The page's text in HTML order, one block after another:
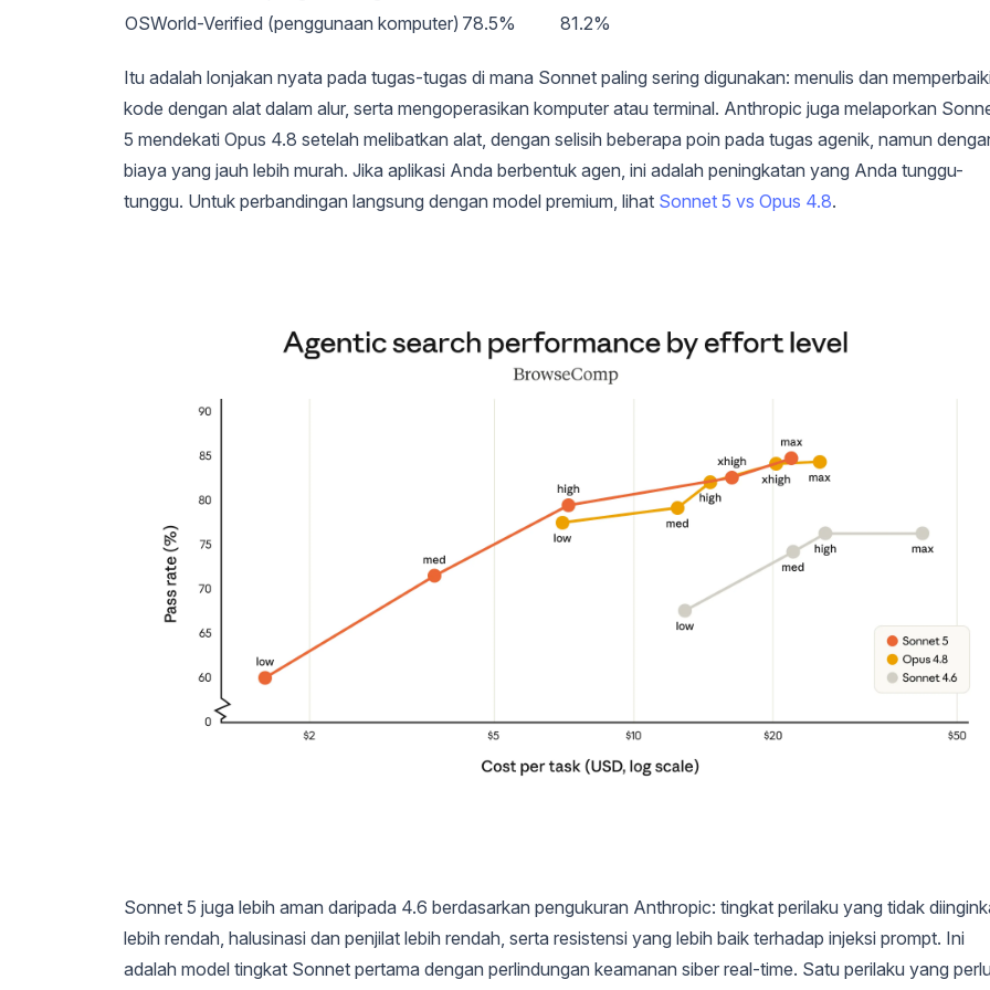
OSWorld-Verified (penggunaan komputer) 78.5% 81.2%
Itu adalah lonjakan nyata pada tugas-tugas di mana Sonnet paling sering digunakan: menulis dan memperbaiki
kode dengan alat dalam alur, serta mengoperasikan komputer atau terminal. Anthropic juga melaporkan
5 mendekati Opus 4.8 setelah melibatkan alat, dengan selisih beberapa poin pada tugas agenik, namun
biaya yang jauh lebih murah. Jika aplikasi Anda berbentuk agen, ini adalah peningkatan yang Anda tunggu-
tunggu. Untuk perbandingan langsung dengan model premium, lihat Sonnet 5 vs Opus 4.8.
Sonnet 5 juga lebih aman daripada 4.6 berdasarkan pengukuran Anthropic: tingkat perilaku yang tidak
lebih rendah, halusinasi dan penjilat lebih rendah, serta resistensi yang lebih baik terhadap injeksi prompt. Ini
adalah model tingkat Sonnet pertama dengan perlindungan keamanan siber real-time. Satu perilaku yang perlu